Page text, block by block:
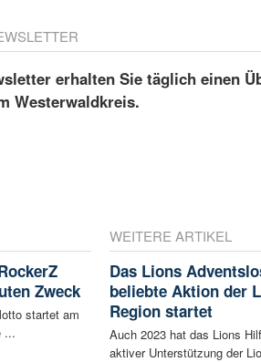
erhalten Sie täglich einen
Westerwaldkreis.
Zweck
startet am
...
WEITERE ARTIKEL
Das Lions
beliebte Aktion der
Region startet
Auch 2023 hat das Lions
aktiver Unterstützung der